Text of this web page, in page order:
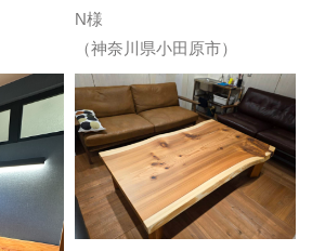
N様
（神奈川県小田原市）